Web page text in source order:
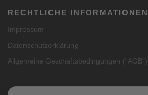
RECHTLICHE INFORMATIONEN
Impressum
Datenschutzerklärung
Allgemeine Geschäftsbedingungen (“AGB”)